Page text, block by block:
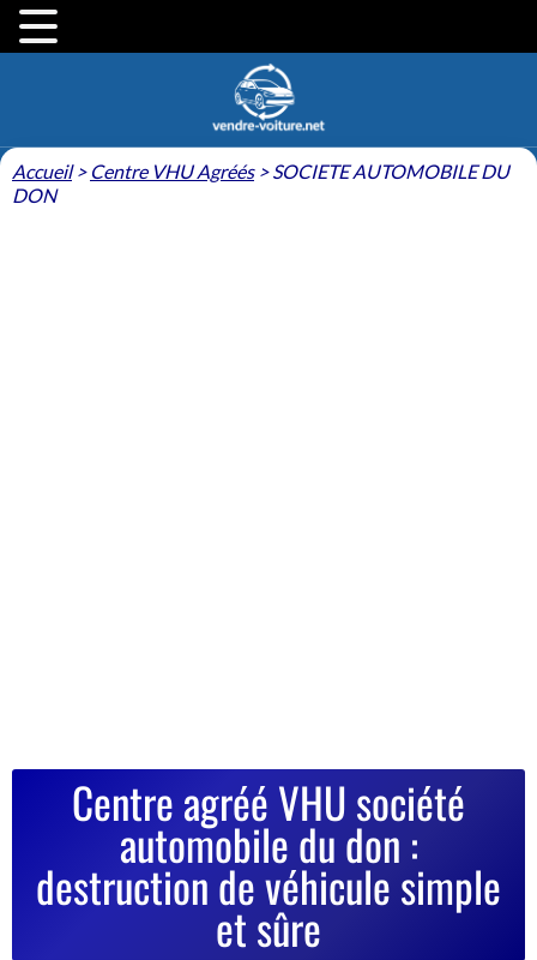
Accueil> Centre VHU Agréés>SOCIETE AUTOMOBILE DU
DON
Centre agréé VHU société
automobile du don :
destruction de véhicule simple
et sûre